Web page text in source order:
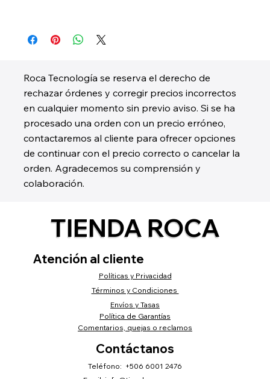
Roca Tecnología se reserva el derecho de
rechazar órdenes y corregir precios incorrectos
en cualquier momento sin previo aviso. Si se ha
procesado una orden con un precio erróneo,
contactaremos al cliente para ofrecer opciones
de continuar con el precio correcto o cancelar la
orden. Agradecemos su comprensión y
colaboración.
TIENDA ROCA
Atención al cliente
Políticas y Privacidad
Términos y Condiciones
Envíos y Tasas
Política de Garantías
Comentarios, quejas o reclamos
Contáctanos
Teléfono: +506 6001 2476